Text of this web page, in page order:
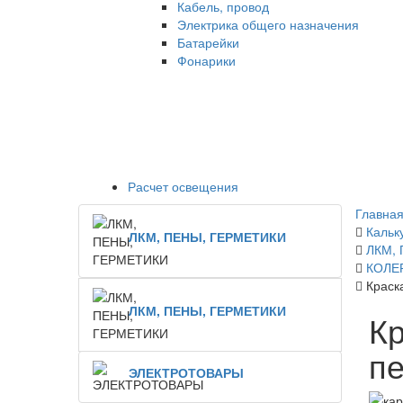
Кабель, провод
Электрика общего назначения
Батарейки
Фонарики
Расчет освещения
ЛКМ, ПЕНЫ, ГЕРМЕТИКИ
ЛКМ, ПЕНЫ, ГЕРМЕТИКИ
ЭЛЕКТРОТОВАРЫ
ЛКМ,